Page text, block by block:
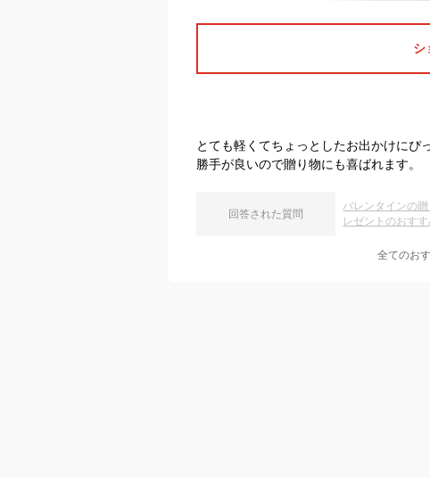
シ
とても軽くてちょっとしたお出かけにぴ
勝手が良いので贈り物にも喜ばれます。
回答された質問
バレンタインの
レゼントのおすす
全てのお